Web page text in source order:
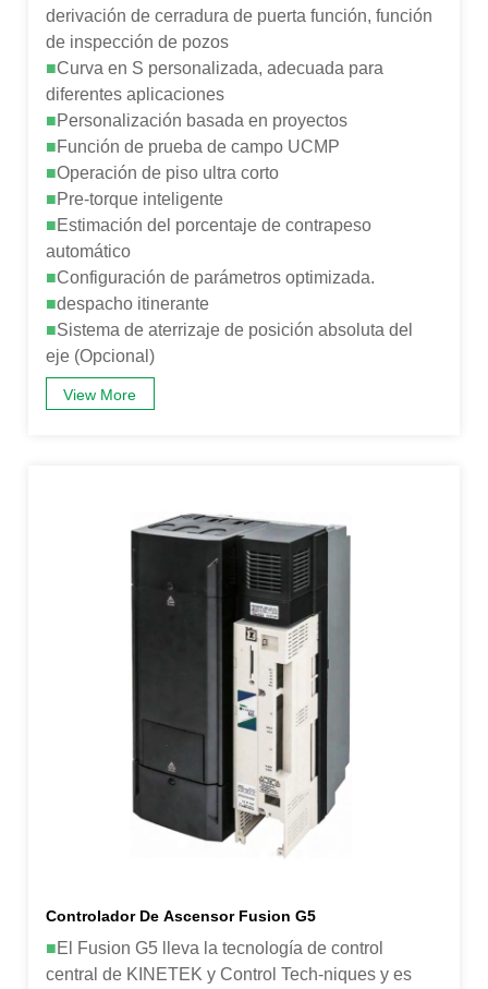
derivación de cerradura de puerta función, función
de inspección de pozos
■Curva en S personalizada, adecuada para
diferentes aplicaciones
■Personalización basada en proyectos
■Función de prueba de campo UCMP
■Operación de piso ultra corto
■Pre-torque inteligente
■Estimación del porcentaje de contrapeso
automático
■Configuración de parámetros optimizada.
■despacho itinerante
■Sistema de aterrizaje de posición absoluta del
eje (Opcional)
View More
Controlador De Ascensor Fusion G5
■El Fusion G5 lleva la tecnología de control
central de KINETEK y Control Tech-niques y es